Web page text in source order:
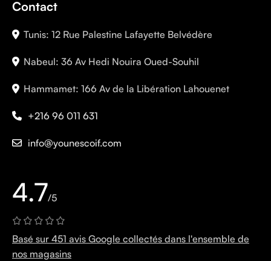
Contact
Tunis: 12 Rue Palestine Lafayette Belvédère
Nabeul: 36 Av Hedi Nouira Oued-Souhil
Hammamet: 166 Av de la Libération Lahouenet
+216 96 011 631
info@younescoif.com
4.7/5
Basé sur 451 avis Google collectés dans l'ensemble de
nos magasins